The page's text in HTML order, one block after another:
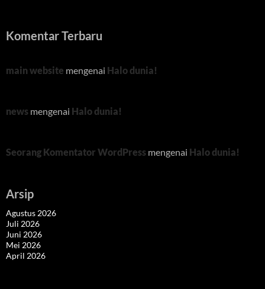
Komentar Terbaru
main website mengenai Halo dunia!
news mengenai Halo dunia!
Seorang Komentator WordPress mengenai Halo dunia!
Arsip
Agustus 2026
Juli 2026
Juni 2026
Mei 2026
April 2026